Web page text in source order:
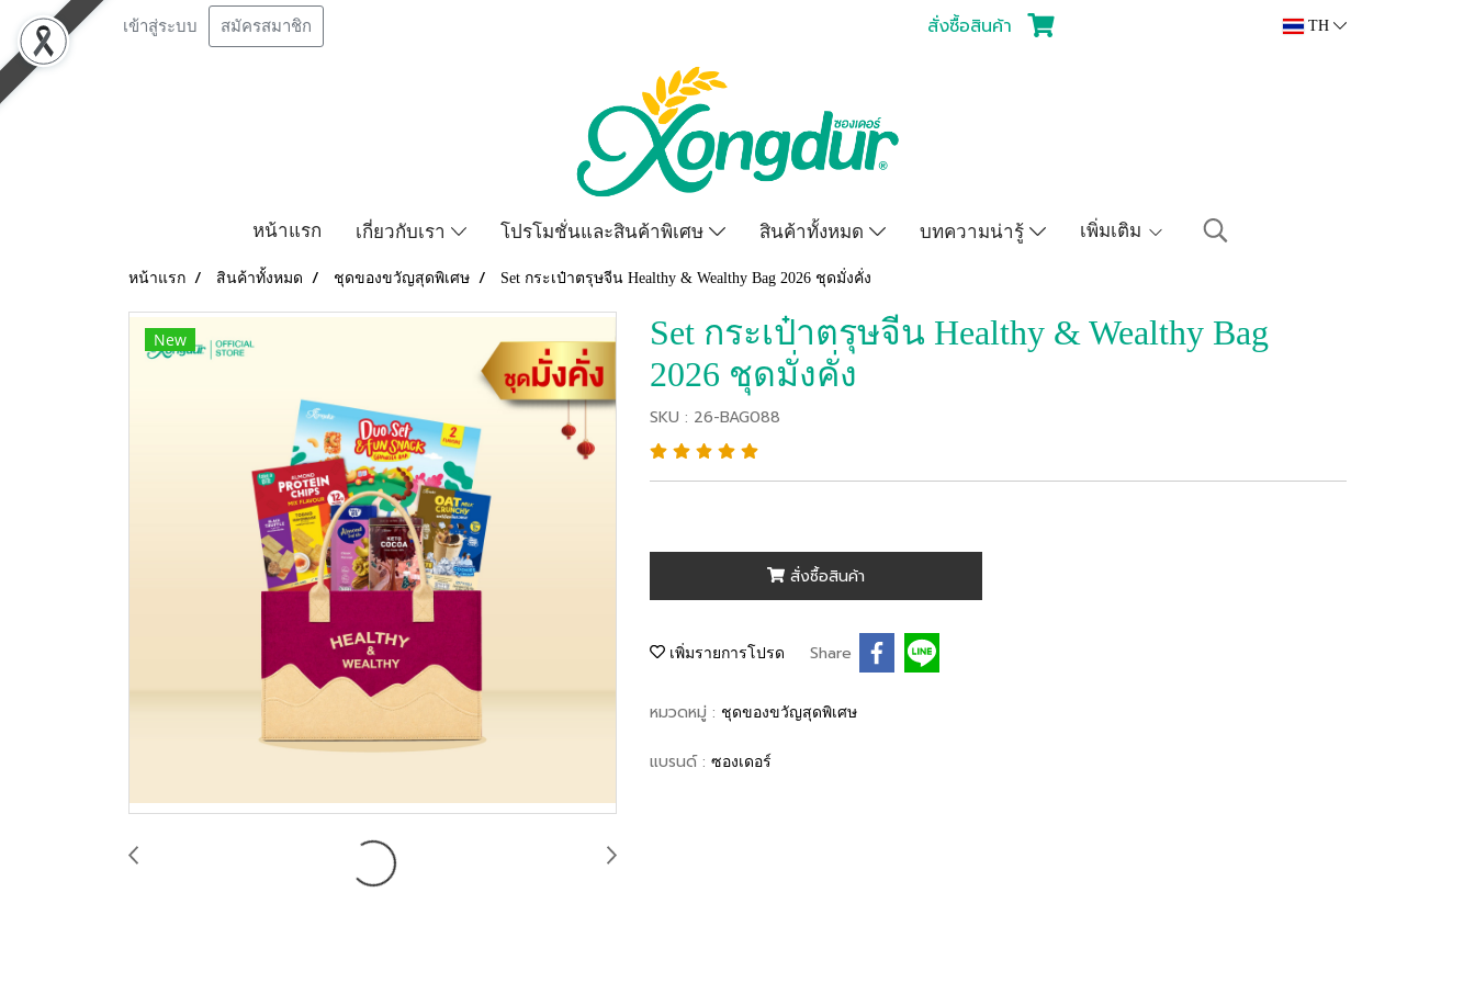
เข้าสู่ระบบ สมัครสมาชิก สั่งซื้อสินค้า TH
หน้าแรก เกี่ยวกับเรา โปรโมชั่นและสินค้าพิเศษ สินค้าทั้งหมด บทความน่ารู้ เพิ่มเติม
หน้าแรก สินค้าทั้งหมด ชุดของขวัญสุดพิเศษ Set กระเป๋าตรุษจีน Healthy & Wealthy Bag 2026 ชุดมั่งคั่ง
New
Set กระเป๋าตรุษจีน Healthy & Wealthy Bag
2026 ชุดมั่งคั่ง
SKU : 26-BAG088
สั่งซื้อสินค้า
เพิ่มรายการโปรด Share
หมวดหมู่ : ชุดของขวัญสุดพิเศษ
แบรนด์ : ซองเดอร์